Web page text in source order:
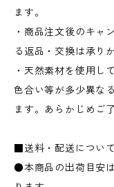
ます。
・商品注文後のキャ
る返品・交換は承り
・天然素材を使用し
色合い等が多少異な
ます。あらかじめご
■送料・配送につい
●本商品の出荷目安